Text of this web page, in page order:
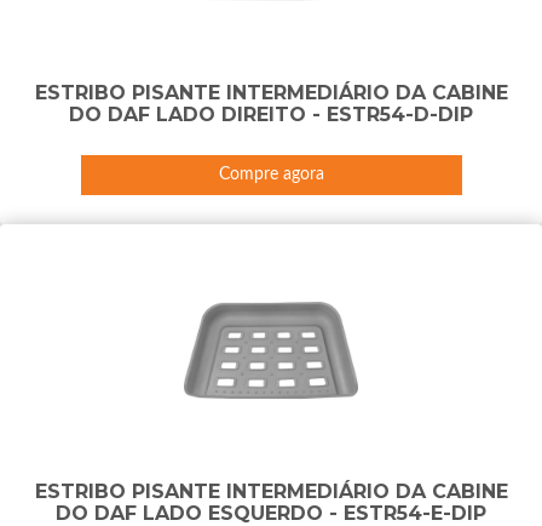
ESTRIBO PISANTE INTERMEDIÁRIO DA CABINE
DO DAF LADO DIREITO - ESTR54-D-DIP
Compre agora
ESTRIBO PISANTE INTERMEDIÁRIO DA CABINE
DO DAF LADO ESQUERDO - ESTR54-E-DIP